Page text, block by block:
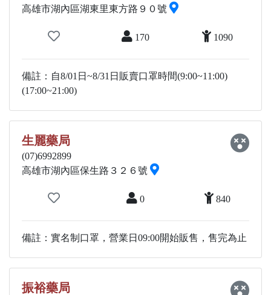
高雄市湖內區湖東里東方路９０號
170 1090
備註：自8/01日~8/31日販賣口罩時間(9:00~11:00)
(17:00~21:00)
生麗藥局
(07)6992899
高雄市湖內區保生路３２６號
0 840
備註：實名制口罩，營業日09:00開始販售，售完為止
振裕藥局